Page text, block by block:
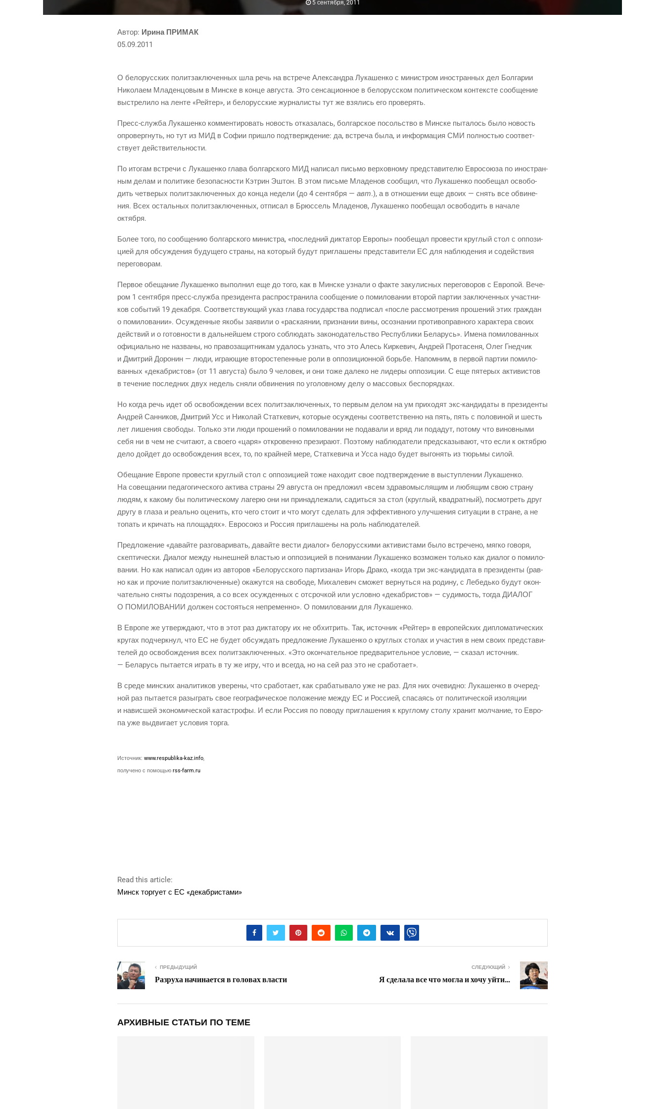
5 сентября, 2011
Автор: Ири­на ПРИМАК
05.09.2011
О бело­рус­ских полит­за­клю­чен­ных шла речь на встре­че Алек­сандра Лука­шен­ко с мини­стром ино­стран­ных дел Бол­га­рии
Нико­ла­ем Мла­ден­цо­вым в Мин­ске в кон­це авгу­ста. Это сен­са­ци­он­ное в бело­рус­ском поли­ти­че­ском кон­тек­сте сооб­ще­ние
выстре­ли­ло на лен­те «Рей­тер», и бело­рус­ские жур­на­ли­сты тут же взя­лись его проверять.
Пресс-служ­ба Лука­шен­ко ком­мен­ти­ро­вать новость отка­за­лась, бол­гар­ское посоль­ство в Мин­ске пыта­лось было новость
опро­верг­нуть, но тут из МИД в Софии при­шло под­твер­жде­ние: да, встре­ча была, и инфор­ма­ция СМИ пол­но­стью соот­вет­
ству­ет действительности.
По ито­гам встре­чи с Лука­шен­ко гла­ва бол­гар­ско­го МИД напи­сал пись­мо вер­хов­но­му пред­ста­ви­те­лю Евро­со­ю­за по ино­стран­
ным делам и поли­ти­ке без­опас­но­сти Кэтрин Эштон. В этом пись­ме Мла­де­нов сооб­щил, что Лука­шен­ко пообе­щал осво­бо­
дить чет­ве­рых полит­за­клю­чен­ных до кон­ца неде­ли (до 4 сен­тяб­ря — авт.), а в отно­ше­нии еще дво­их — снять все обви­не­
ния. Всех осталь­ных полит­за­клю­чен­ных, отпи­сал в Брюс­сель Мла­де­нов, Лука­шен­ко пообе­щал осво­бо­дить в нача­ле
октября.
Более того, по сооб­ще­нию бол­гар­ско­го мини­стра, «послед­ний дик­та­тор Евро­пы» пообе­щал про­ве­сти круг­лый стол с оппо­зи­
ци­ей для обсуж­де­ния буду­ще­го стра­ны, на кото­рый будут при­гла­ше­ны пред­ста­ви­те­ли ЕС для наблю­де­ния и содей­ствия
переговорам.
Пер­вое обе­ща­ние Лука­шен­ко выпол­нил еще до того, как в Мин­ске узна­ли о фак­те заку­лис­ных пере­го­во­ров с Евро­пой. Вече­
ром 1 сен­тяб­ря пресс-служ­ба пре­зи­ден­та рас­про­стра­ни­ла сооб­ще­ние о поми­ло­ва­нии вто­рой пар­тии заклю­чен­ных участ­ни­
ков собы­тий 19 декаб­ря. Соот­вет­ству­ю­щий указ гла­ва госу­дар­ства под­пи­сал «после рас­смот­ре­ния про­ше­ний этих граж­дан
о поми­ло­ва­нии». Осуж­ден­ные яко­бы заяви­ли о «рас­ка­я­нии, при­зна­нии вины, осо­зна­нии про­ти­во­прав­но­го харак­те­ра сво­их
дей­ствий и о готов­но­сти в даль­ней­шем стро­го соблю­дать зако­но­да­тель­ство Рес­пуб­ли­ки Бела­русь». Име­на поми­ло­ван­ных
офи­ци­аль­но не назва­ны, но пра­во­за­щит­ни­кам уда­лось узнать, что это Алесь Кир­ке­вич, Андрей Про­та­се­ня, Олег Гнед­чик
и Дмит­рий Доро­нин — люди, игра­ю­щие вто­ро­сте­пен­ные роли в оппо­зи­ци­он­ной борь­бе. Напом­ним, в пер­вой пар­тии поми­ло­
ван­ных «декаб­ри­стов» (от 11 авгу­ста) было 9 чело­век, и они тоже дале­ко не лиде­ры оппо­зи­ции. С еще пяте­рых акти­ви­стов
в тече­ние послед­них двух недель сня­ли обви­не­ния по уго­лов­но­му делу о мас­со­вых беспорядках.
Но когда речь идет об осво­бож­де­нии всех полит­за­клю­чен­ных, то пер­вым делом на ум при­хо­дят экс-кан­ди­да­ты в пре­зи­ден­ты
Андрей Сан­ни­ков, Дмит­рий Усс и Нико­лай Стат­ке­вич, кото­рые осуж­де­ны соот­вет­ствен­но на пять, пять с поло­ви­ной и шесть
лет лише­ния сво­бо­ды. Толь­ко эти люди про­ше­ний о поми­ло­ва­нии не пода­ва­ли и вряд ли пода­дут, пото­му что винов­ны­ми
себя ни в чем не счи­та­ют, а сво­е­го «царя» откро­вен­но пре­зи­ра­ют. Поэто­му наблю­да­те­ли пред­ска­зы­ва­ют, что если к октяб­рю
дело дой­дет до осво­бож­де­ния всех, то, по край­ней мере, Стат­ке­ви­ча и Усса надо будет выго­нять из тюрь­мы силой.
Обе­ща­ние Евро­пе про­ве­сти круг­лый стол с оппо­зи­ци­ей тоже нахо­дит свое под­твер­жде­ние в выступ­ле­нии Лука­шен­ко.
На сове­ща­нии педа­го­ги­че­ско­го акти­ва стра­ны 29 авгу­ста он пред­ло­жил «всем здра­во­мыс­ля­щим и любя­щим свою стра­ну
людям, к како­му бы поли­ти­че­ско­му лаге­рю они ни при­над­ле­жа­ли, садить­ся за стол (круг­лый, квад­рат­ный), посмот­реть друг
дру­гу в гла­за и реаль­но оце­нить, кто чего сто­ит и что могут сде­лать для эффек­тив­но­го улуч­ше­ния ситу­а­ции в стране, а не
топать и кри­чать на пло­ща­дях». Евро­со­юз и Рос­сия при­гла­ше­ны на роль наблюдателей.
Пред­ло­же­ние «давай­те раз­го­ва­ри­вать, давай­те вести диа­лог» бело­рус­ски­ми акти­ви­ста­ми было встре­че­но, мяг­ко гово­ря,
скеп­ти­че­ски. Диа­лог меж­ду нынеш­ней вла­стью и оппо­зи­ци­ей в пони­ма­нии Лука­шен­ко воз­мо­жен толь­ко как диа­лог о поми­ло­
ва­нии. Но как напи­сал один из авто­ров «Бело­рус­ско­го пар­ти­за­на» Игорь Дра­ко, «когда три экс-кан­ди­да­та в пре­зи­ден­ты (рав­
но как и про­чие полит­за­клю­чен­ные) ока­жут­ся на сво­бо­де, Миха­ле­вич смо­жет вер­нуть­ся на роди­ну, с Лебедь­ко будут окон­
ча­тель­но сня­ты подо­зре­ния, а со всех осуж­ден­ных с отсроч­кой или услов­но «декаб­ри­стов» — суди­мость, тогда ДИАЛОГ
О ПОМИЛОВАНИИ дол­жен состо­ять­ся непре­мен­но». О поми­ло­ва­нии для Лукашенко.
В Евро­пе же утвер­жда­ют, что в этот раз дик­та­то­ру их не обхит­рить. Так, источ­ник «Рей­тер» в евро­пей­ских дипло­ма­ти­че­ских
кру­гах под­черк­нул, что ЕС не будет обсуж­дать пред­ло­же­ние Лука­шен­ко о круг­лых сто­лах и уча­стия в нем сво­их пред­ста­ви­
те­лей до осво­бож­де­ния всех полит­за­клю­чен­ных. «Это окон­ча­тель­ное пред­ва­ри­тель­ное усло­вие, — ска­зал источ­ник.
— Бела­русь пыта­ет­ся играть в ту же игру, что и все­гда, но на сей раз это не сработает».
В сре­де мин­ских ана­ли­ти­ков уве­ре­ны, что сра­бо­та­ет, как сра­ба­ты­ва­ло уже не раз. Для них оче­вид­но: Лука­шен­ко в оче­ред­
ной раз пыта­ет­ся разыг­рать свое гео­гра­фи­че­ское поло­же­ние меж­ду ЕС и Рос­си­ей, спа­са­ясь от поли­ти­че­ской изо­ля­ции
и навис­шей эко­но­ми­че­ской ката­стро­фы. И если Рос­сия по пово­ду при­гла­ше­ния к круг­ло­му сто­лу хра­нит мол­ча­ние, то Евро­
па уже выдви­га­ет усло­вия торга.
Источ­ник: www.respublika-kaz.info,
полу­че­но с помо­щью rss-farm.ru
Read this article:
Минск тор­гу­ет с ЕС «декаб­ри­ста­ми»
ПРЕДЫДУЩИЙ
Разруха начинается в головах власти
СЛЕДУЮЩИЙ
Я сделала все что могла и хочу уйти…
АРХИВНЫЕ СТАТЬИ ПО ТЕМЕ